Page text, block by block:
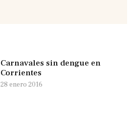
Carnavales sin dengue en
Corrientes
28 enero 2016